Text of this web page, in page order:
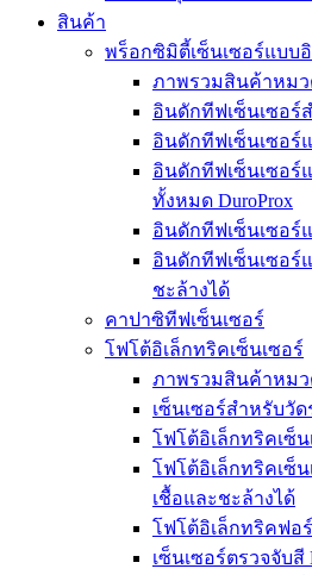
สินค้า
พร็อกซิมิตี้เซ็นเซอร์แบบ
ภาพรวมสินค้าหม
อินดักทีฟเซ็นเซอร์
อินดักทีฟเซ็นเซอร์
อินดักทีฟเซ็นเซอร์
ทั้งหมด DuroProx
อินดักทีฟเซ็นเซอร์
อินดักทีฟเซ็นเซอร์
ชะล้างได้
คาปาซิทีฟเซ็นเซอร์
โฟโต้อิเล็กทริคเซ็นเซอร์
ภาพรวมสินค้าหม
เซ็นเซอร์สำหรับวัด
โฟโต้อิเล็กทริคเซ็น
โฟโต้อิเล็กทริคเซ็
เชื้อและชะล้างได้
โฟโต้อิเล็กทริคฟอ
เซ็นเซอร์ตรวจจับสี